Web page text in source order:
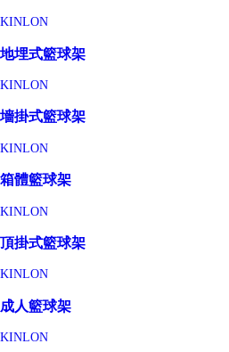
KINLON
地埋式籃球架
KINLON
墻掛式籃球架
KINLON
箱體籃球架
KINLON
頂掛式籃球架
KINLON
成人籃球架
KINLON